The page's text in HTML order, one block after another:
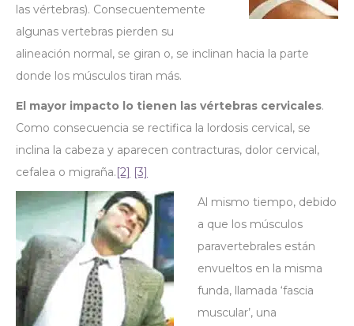
las vértebras). Consecuentemente
algunas vertebras pierden su
alineación normal, se giran o, se inclinan hacia la parte
donde los músculos tiran más.
El mayor impacto lo tienen las vértebras cervicales.
Como consecuencia se rectifica la lordosis cervical, se
inclina la cabeza y aparecen contracturas, dolor cervical,
cefalea o migraña.[2] [3]
Al mismo tiempo, debido
a que los músculos
paravertebrales están
envueltos en la misma
funda, llamada ‘fascia
muscular’, una